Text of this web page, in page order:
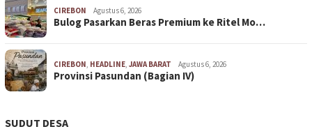
CIREBON Agustus 6, 2026
Bulog Pasarkan Beras Premium ke Ritel Mo…
CIREBON, HEADLINE, JAWA BARAT Agustus 6, 2026
Provinsi Pasundan (Bagian IV)
SUDUT DESA